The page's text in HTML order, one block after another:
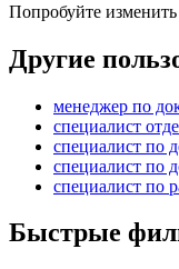
Попробуйте
Другие
менеджер по
специалист
специалист по
специалист по
специалист по
Быстрые